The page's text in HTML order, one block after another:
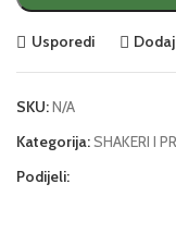
Usporedi
SKU:N/A
Kategorija:SHAKERI I
Podijeli: